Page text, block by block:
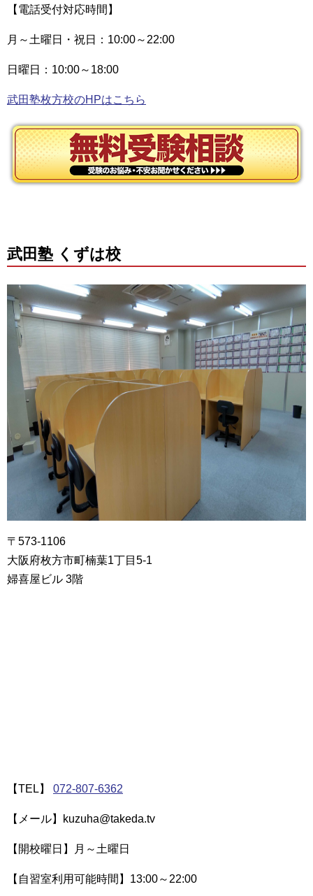
【電話受付対応時間】
月～土曜日・祝日：10:00～22:00
日曜日：10:00～18:00
武田塾枚方校のHPはこちら
武田塾 くずは校
〒573-1106
大阪府枚方市町楠葉1丁目5-1
婦喜屋ビル 3階
【TEL】 072-807-6362
【メール】kuzuha@takeda.tv
【開校曜日】月～土曜日
【自習室利用可能時間】13:00～22:00